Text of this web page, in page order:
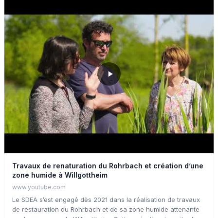
Travaux de renaturation du Rohrbach et création d’une
zone humide à Willgottheim
www.youtube.com
Le SDEA s’est engagé dès 2021 dans la réalisation de travaux
de restauration du Rohrbach et de sa zone humide attenante